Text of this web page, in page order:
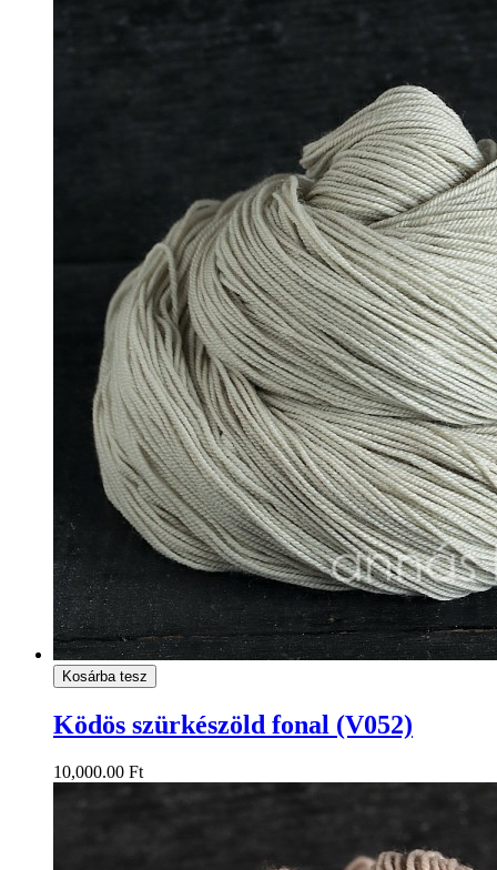
Kosárba tesz
Ködös szürkészöld fonal (V052)
10,000.00 Ft